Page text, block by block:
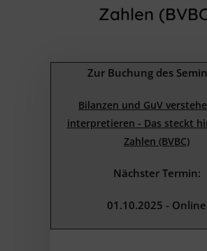
Zahlen
Zur Buchung des
Bilanzen und GuV
interpretieren - Das steckt
Zahlen (BVBC)
Nächster Termin:
01.10.2025 - Online